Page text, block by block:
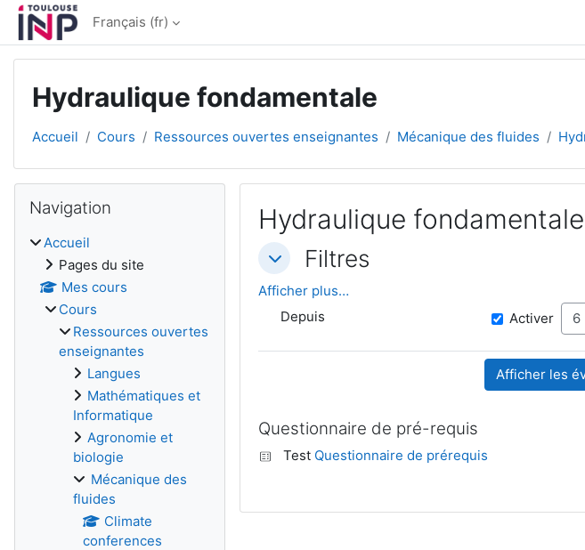
Passer au contenu principal
Français ‎(fr)‎
Hydraulique fondamentale
Accueil Cours Ressources ouvertes enseignantes Mécanique des fluides
Hydraulique
Filtres
Filtres Filtres
Afficher plus…
Depuis
Depuis
Activer
Questionnaire de pré-requis
Test Questionnaire de prérequis
Blocs
Navigation
Accueil
Pages du site
Mes cours
Cours
Ressources ouvertes
enseignantes
Langues
Mathématiques et
Informatique
Agronomie et
biologie
Mécanique des
fluides
Climate
conferences